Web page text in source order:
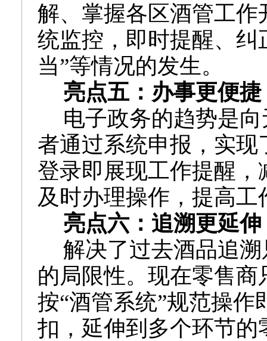
解、掌握各区酒管工
统监控，即时提醒、纠
当”等情况的发生。
亮点五：办事更便捷
电子政务的趋势是
者通过系统申报，实
登录即展现工作提醒
及时办理操作，提高工
亮点六：追溯更延伸
解决了过去酒品追
的局限性。现在零售
按“酒管系统”规范操
扣，延伸到多个环节